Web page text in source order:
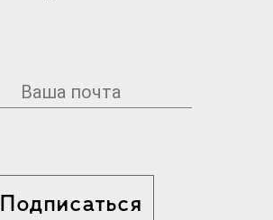
Подписаться